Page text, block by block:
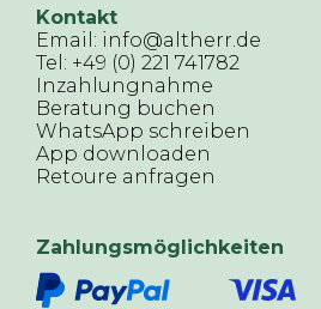
Kontakt
Email: info@altherr.de
Tel: +49 (0) 221 741782
Inzahlungnahme
Beratung buchen
WhatsApp schreiben
App downloaden
Retoure anfragen
Zahlungsmöglichkeiten